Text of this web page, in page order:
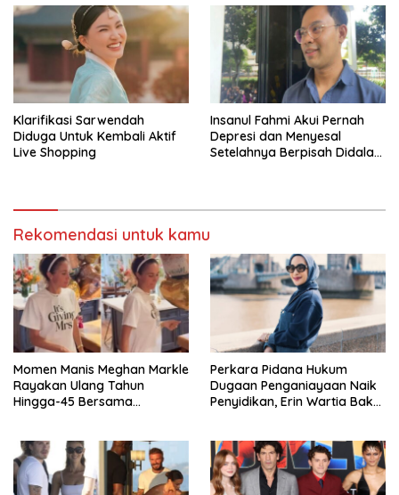
Klarifikasi Sarwendah
Diduga Untuk Kembali Aktif
Live Shopping
Insanul Fahmi Akui Pernah
Depresi dan Menyesal
Setelahnya Berpisah Didalam
Rekomendasi untuk kamu
Momen Manis Meghan Markle
Rayakan Ulang Tahun
Hingga-45 Bersama
Perkara Pidana Hukum
Dugaan Penganiayaan Naik
Penyidikan, Erin Wartia Bakal